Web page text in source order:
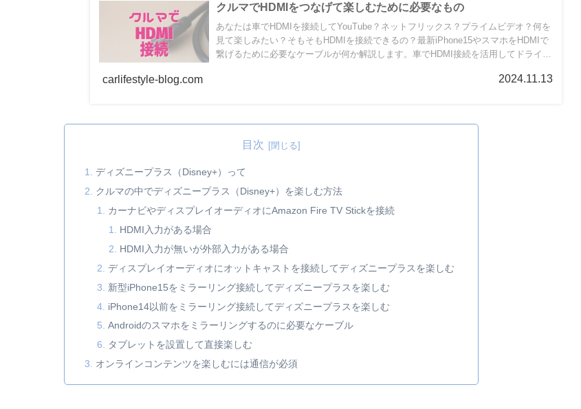
クルマでHDMIをつなげて楽しむために必要なもの
あなたは車でHDMIを接続してYouTube？ネットフリックス？プライムビデオ？何を
見て楽しみたい？そもそもHDMIを接続できるの？最新iPhone15やスマホをHDMIで
繋げるために必要なケーブルが何か解説します。車でHDMI接続を活用してドライブ
carlifestyle-blog.com 2024.11.13
目次
ディズニープラス（Disney+）って
クルマの中でディズニープラス（Disney+）を楽しむ方法
カーナビやディスプレイオーディオにAmazon Fire TV Stickを接続
HDMI入力がある場合
HDMI入力が無いが外部入力がある場合
ディスプレイオーディオにオットキャストを接続してディズニープラスを楽しむ
新型iPhone15をミラーリング接続してディズニープラスを楽しむ
iPhone14以前をミラーリング接続してディズニープラスを楽しむ
Androidのスマホをミラーリングするのに必要なケーブル
タブレットを設置して直接楽しむ
オンラインコンテンツを楽しむには通信が必須